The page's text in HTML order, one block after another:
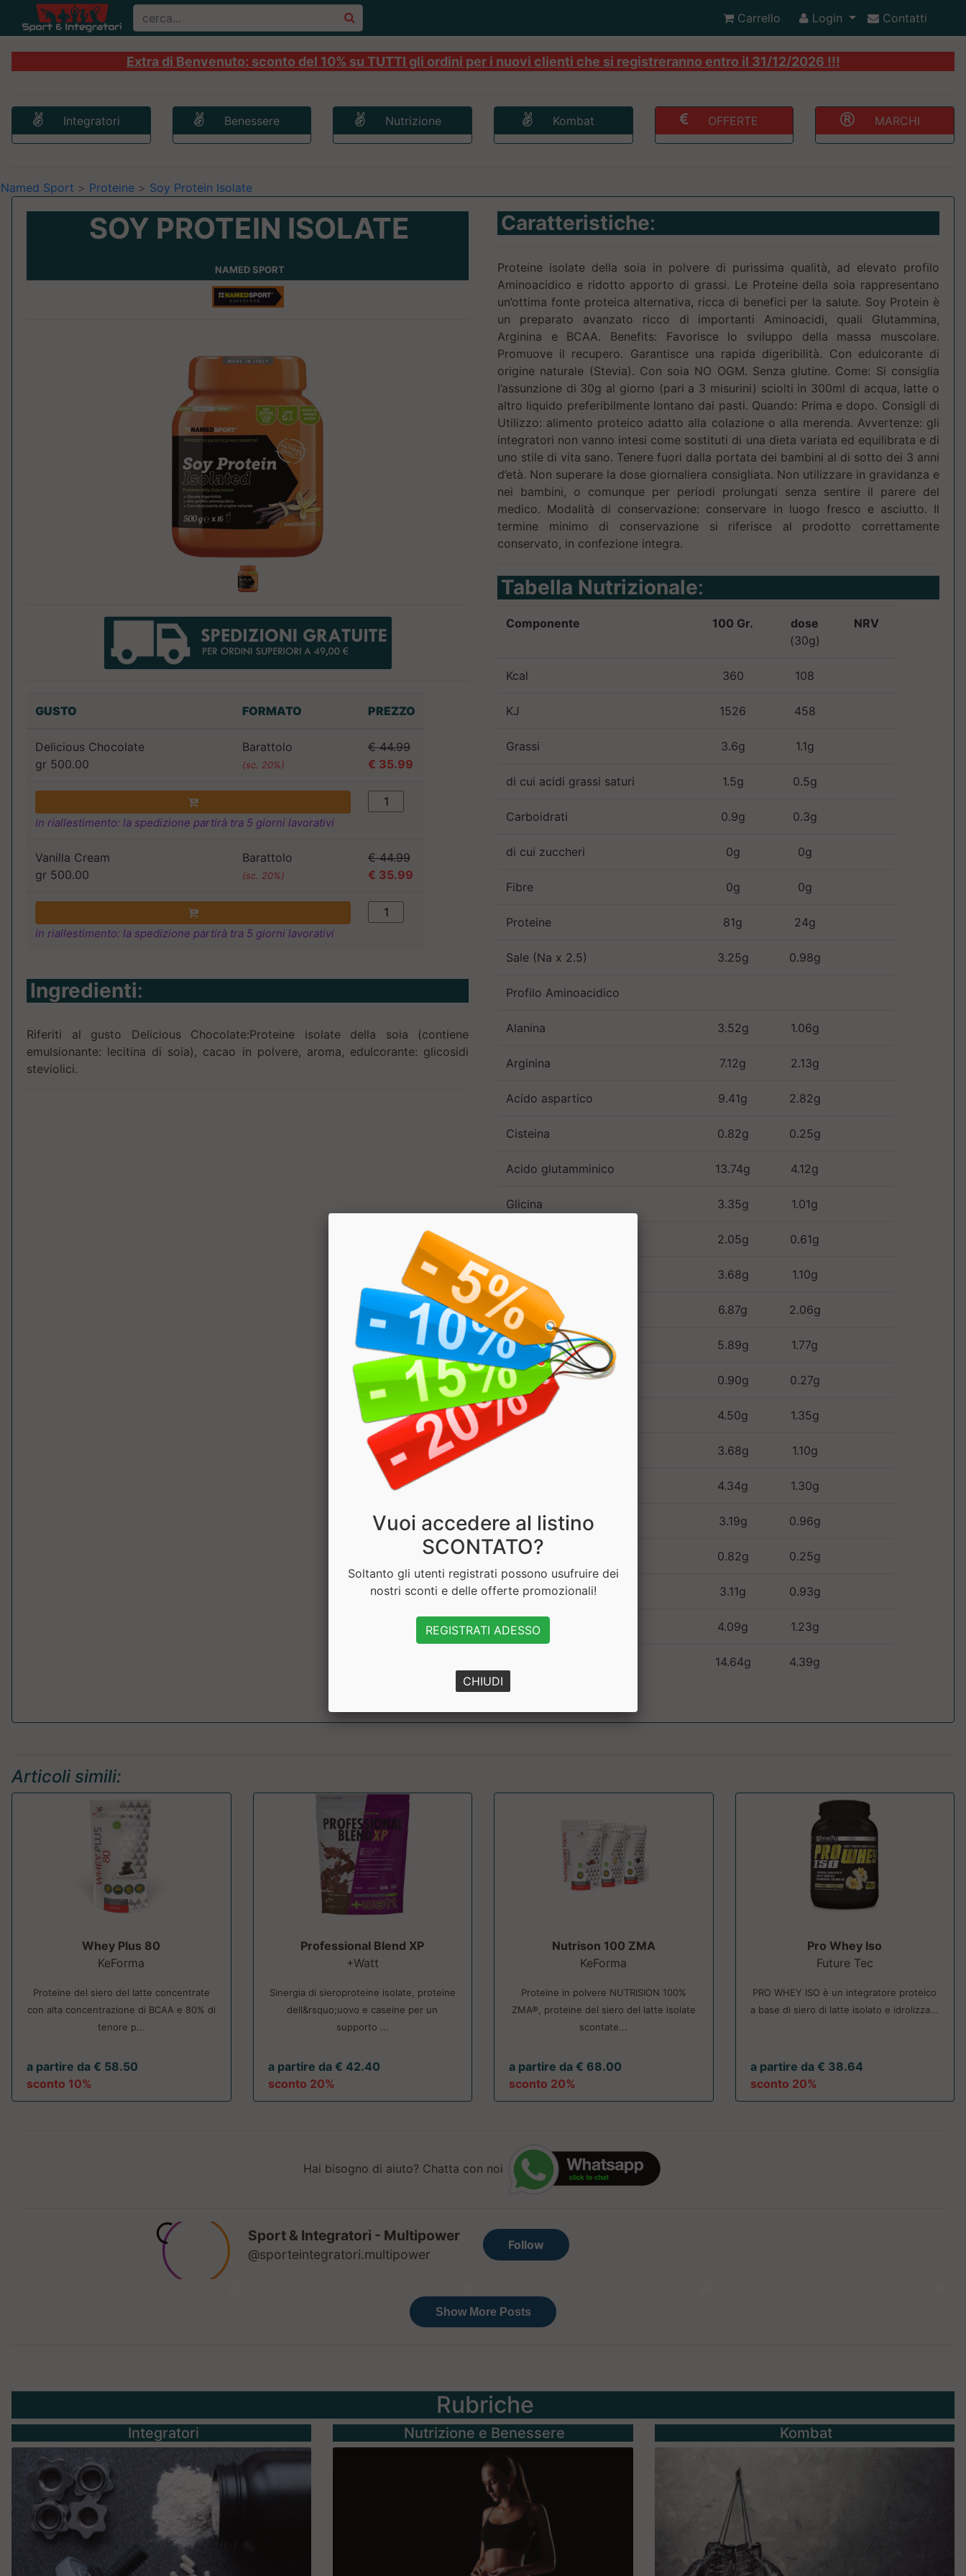
Carrello Login Contatti
Extra di Benvenuto: sconto del 10% su TUTTI gli ordini per i nuovi clienti che si registreranno entro il 31/12/2026 !!!
Integratori Benessere Nutrizione Kombat OFFERTE MARCHI
Named Sport > Proteine > Soy Protein Isolate
SOY PROTEIN ISOLATE
NAMED SPORT
GUSTO FORMATO PREZZO
Delicious Chocolate
gr 500.00
Barattolo
(sc. 20%)
€ 44.99
€ 35.99
in riallestimento: la spedizione partirà tra 5 giorni lavorativi
Vanilla Cream
gr 500.00
Barattolo
(sc. 20%)
€ 44.99
€ 35.99
in riallestimento: la spedizione partirà tra 5 giorni lavorativi
Ingredienti:
Riferiti al gusto Delicious Chocolate:Proteine isolate della soia (contiene
emulsionante: lecitina di soia), cacao in polvere, aroma, edulcorante: glicosidi
steviolici.
Caratteristiche:
Proteine isolate della soia in polvere di purissima qualità, ad elevato profilo
Aminoacidico e ridotto apporto di grassi. Le Proteine della soia rappresentano
un’ottima fonte proteica alternativa, ricca di benefici per la salute. Soy Protein è
un preparato avanzato ricco di importanti Aminoacidi, quali Glutammina,
Arginina e BCAA. Benefits: Favorisce lo sviluppo della massa muscolare.
Promuove il recupero. Garantisce una rapida digeribilità. Con edulcorante di
origine naturale (Stevia). Con soia NO OGM. Senza glutine. Come: Si consiglia
l’assunzione di 30g al giorno (pari a 3 misurini) sciolti in 300ml di acqua, latte o
altro liquido preferibilmente lontano dai pasti. Quando: Prima e dopo. Consigli di
Utilizzo: alimento proteico adatto alla colazione o alla merenda. Avvertenze: gli
integratori non vanno intesi come sostituti di una dieta variata ed equilibrata e di
uno stile di vita sano. Tenere fuori dalla portata dei bambini al di sotto dei 3 anni
d’età. Non superare la dose giornaliera consigliata. Non utilizzare in gravidanza e
nei bambini, o comunque per periodi prolungati senza sentire il parere del
medico. Modalità di conservazione: conservare in luogo fresco e asciutto. Il
termine minimo di conservazione si riferisce al prodotto correttamente
conservato, in confezione integra.
Tabella Nutrizionale:
Componente 100 Gr.
dose
(30g)
NRV
Kcal 360 108
KJ 1526 458
Grassi 3.6g 1.1g
di cui acidi grassi saturi 1.5g 0.5g
Carboidrati 0.9g 0.3g
di cui zuccheri 0g 0g
Fibre 0g 0g
Proteine 81g 24g
Sale (Na x 2.5) 3.25g 0.98g
Profilo Aminoacidico
Alanina 3.52g 1.06g
Arginina 7.12g 2.13g
Acido aspartico 9.41g 2.82g
Cisteina 0.82g 0.25g
Acido glutamminico 13.74g 4.12g
Glicina 3.35g 1.01g
2.05g 0.61g
Isoleucina 3.68g 1.10g
Leucina 6.87g 2.06g
Lisina 5.89g 1.77g
Metionina 0.90g 0.27g
Fenilanina 4.50g 1.35g
3.68g 1.10g
4.34g 1.30g
Treonina 3.19g 0.96g
Triptofano 0.82g 0.25g
Tirosina 3.11g 0.93g
Valina 4.09g 1.23g
14.64g 4.39g
Articoli simili:
Whey Plus 80
KeForma
Proteine del siero del latte concentrate
con alta concentrazione di BCAA e 80% di
tenore p...
a partire da € 58.50
sconto 10%
Professional Blend XP
+Watt
Sinergia di sieroproteine isolate, proteine
dell&rsquo;uovo e caseine per un
supporto ...
a partire da € 42.40
sconto 20%
Nutrison 100 ZMA
KeForma
Proteine in polvere NUTRISION 100%
ZMA®, proteine del siero del latte isolate
scontate...
a partire da € 68.00
sconto 20%
Pro Whey Iso
Future Tec
PRO WHEY ISO è un integratore proteico
a base di siero di latte isolato e idrolizza...
a partire da € 38.64
sconto 20%
Hai bisogno di aiuto? Chatta con noi
Rubriche
Integratori Nutrizione e Benessere Kombat
Vuoi accedere al listino
SCONTATO?
Soltanto gli utenti registrati possono usufruire dei
nostri sconti e delle offerte promozionali!
REGISTRATI ADESSO
CHIUDI